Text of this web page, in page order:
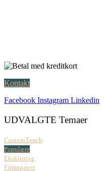
Kontakt
Facebook Instagram Linkedin
UDVALGTE Temaer
CustomTouch
Populære
Eksklusive
Firmagaver